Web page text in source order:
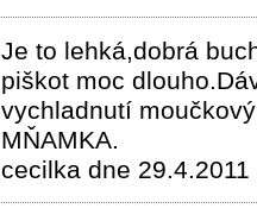
Je to lehká,dobrá
piškot moc
vychladnutí
MŇAMKA.
cecilka dne